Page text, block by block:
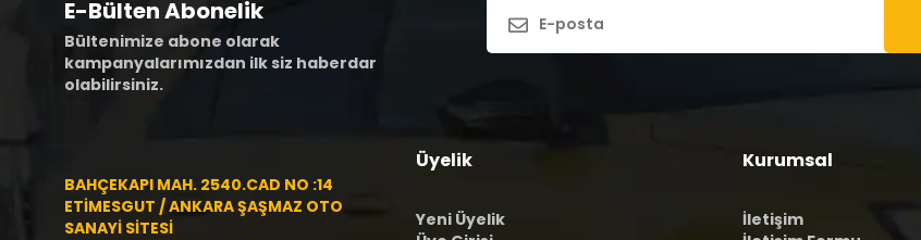
E-Bülten Abonelik
Bültenimize abone olarak
kampanyalarımızdan ilk siz haberdar
olabilirsiniz.
BAHÇEKAPI MAH. 2540.CAD NO :14
ETİMESGUT / ANKARA ŞAŞMAZ OTO
SANAYİ SİTESİ
Üyelik
Yeni Üyelik
Kurumsal
İletişim